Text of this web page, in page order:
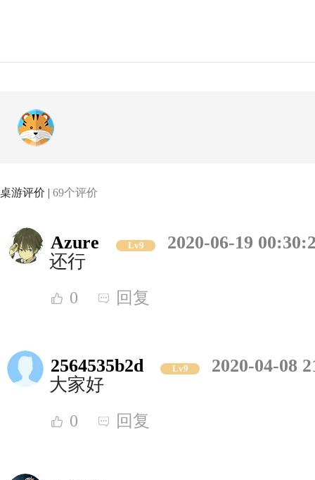
桌游评价 | 69个评价
Azure Lv9
2020-06-19
还行
0 回复
2564535b2d Lv9
2020-04-08
大家好
0 回复